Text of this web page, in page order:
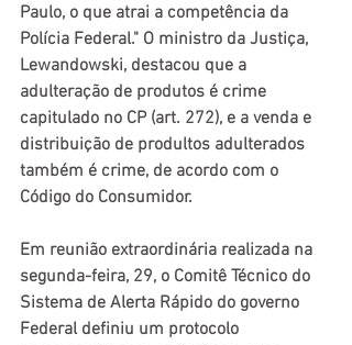
Paulo, o que atrai a competência da
Polícia Federal." O ministro da Justiça,
Lewandowski, destacou que a
adulteração de produtos é crime
capitulado no CP (art. 272), e a venda e
distribuição de produltos adulterados
também é crime, de acordo com o
Código do Consumidor.
Em reunião extraordinária realizada na
segunda-feira, 29, o Comitê Técnico do
Sistema de Alerta Rápido do governo
Federal definiu um protocolo